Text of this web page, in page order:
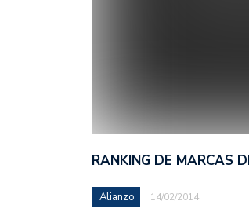
RANKING DE MARCAS
Alianzo 14/02/2014